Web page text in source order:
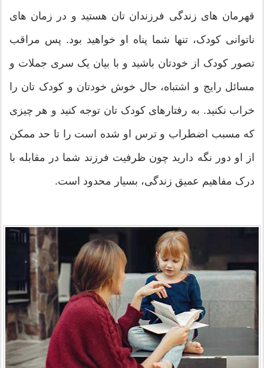
قهرمان های زندگی فرزندان تان هستید و در زمان های
ناتوانی کودک، تنها شما پناه او خواهید بود. پس مراقب
تصور کودک از خودتان باشید و با بیان یک سری جملات و
مسائل رایج و اشتباه، حال خوش خودتان و کودک تان را
خراب نکنید. به رفتارهای کودک تان توجه کنید و هر چیزی
که مسبب اضطراب و ترس او شده است را تا حد ممکن
از او دور نگه دارید چون ظرفیت فرزند شما در مقابله با
درک مفاهیم عمیق زندگی، بسیار محدود است.